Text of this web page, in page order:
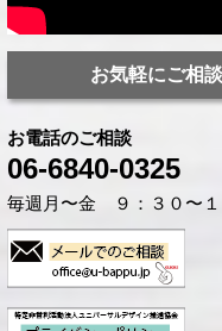
お気軽にご相
お電話のご相談
06-6840-0325
毎週月〜金 ９：３０〜１